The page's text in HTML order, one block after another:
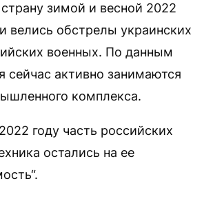
зимой и весной 2022
велись обстрелы украинских
военных. По данным
сейчас активно занимаются
комплекса.
году часть российских
остались на ее